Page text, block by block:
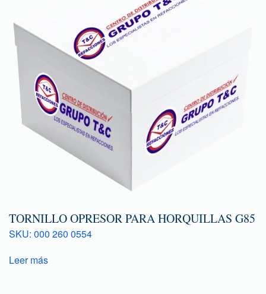
TORNILLO OPRESOR PARA HORQUILLAS G85
SKU: 000 260 0554
Leer más